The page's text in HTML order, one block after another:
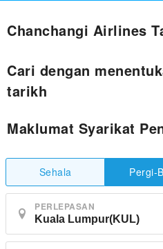
Chanchangi Airlines
Cari dengan
tarikh
Maklumat Syarikat
Sehala Pergi-
PERLEPASAN